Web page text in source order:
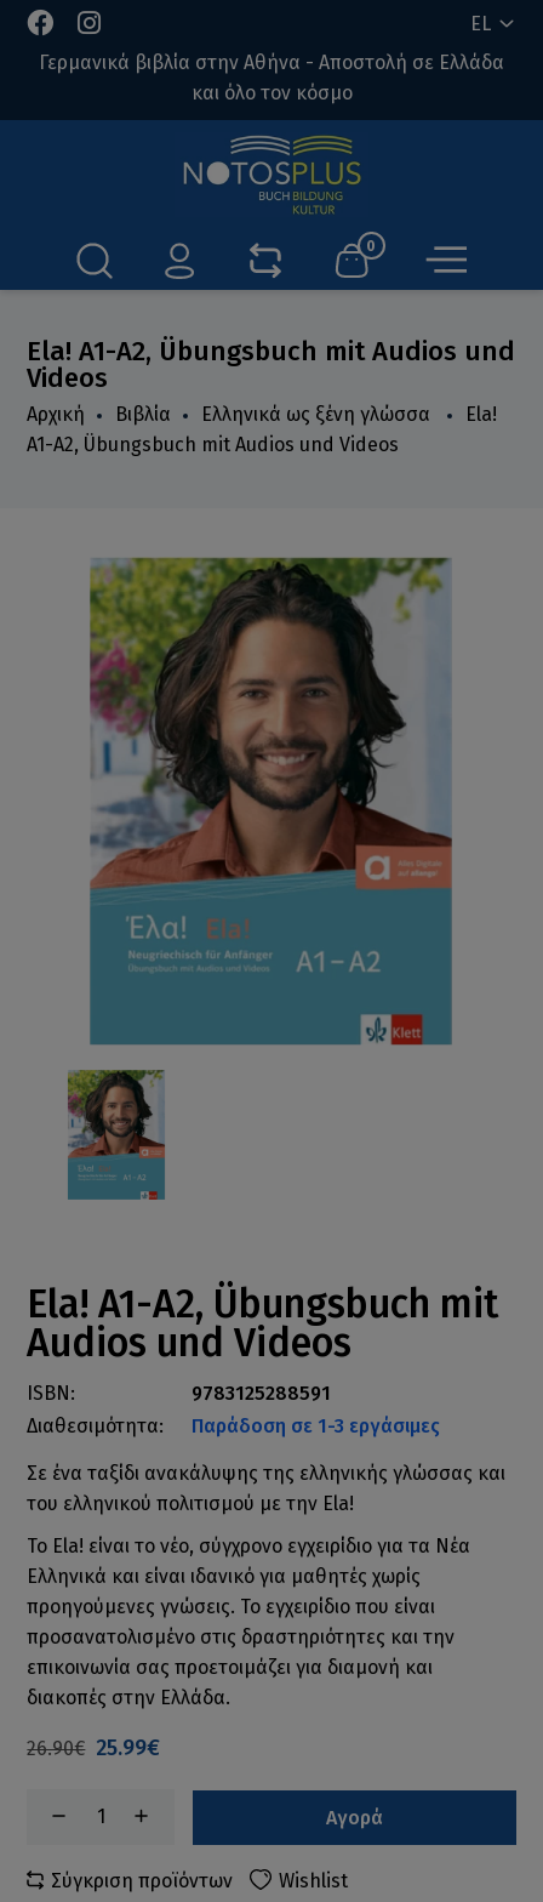
EL
Γερμανικά βιβλία στην Αθήνα - Αποστολή σε Ελλάδα
και όλο τον κόσμο
0
Ela! A1-A2, Übungsbuch mit Audios und
Videos
Αρχική Βιβλία Ελληνικά ως ξένη γλώσσα
Ela!
A1-A2, Übungsbuch mit Audios und Videos
Ela! A1-A2, Übungsbuch mit
Audios und Videos
ISBN:
9783125288591
Διαθεσιμότητα:
Παράδοση σε 1-3 εργάσιμες
Σε ένα ταξίδι ανακάλυψης της ελληνικής γλώσσας και
του ελληνικού πολιτισμού με την Ela!
Το Ela! είναι το νέο, σύγχρονο εγχειρίδιο για τα Νέα
Ελληνικά και είναι ιδανικό για μαθητές χωρίς
προηγούμενες γνώσεις. Το εγχειρίδιο που είναι
προσανατολισμένο στις δραστηριότητες και την
επικοινωνία σας προετοιμάζει για διαμονή και
διακοπές στην Ελλάδα.
26.90€ 25.99€
Αγορά
Σύγκριση προϊόντων Wishlist